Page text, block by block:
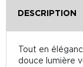
DESCRIPTION
Tout en
douce lumière